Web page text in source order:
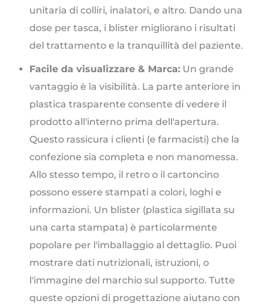
unitaria di colliri, inalatori, e altro. Dando una
dose per tasca, i blister migliorano i risultati
del trattamento e la tranquillità del paziente.
Facile da visualizzare & Marca: Un grande
vantaggio è la visibilità. La parte anteriore in
plastica trasparente consente di vedere il
prodotto all'interno prima dell'apertura.
Questo rassicura i clienti (e farmacisti) che la
confezione sia completa e non manomessa.
Allo stesso tempo, il retro o il cartoncino
possono essere stampati a colori, loghi e
informazioni. Un blister (plastica sigillata su
una carta stampata) è particolarmente
popolare per l'imballaggio al dettaglio. Puoi
mostrare dati nutrizionali, istruzioni, o
l'immagine del marchio sul supporto. Tutte
queste opzioni di progettazione aiutano con